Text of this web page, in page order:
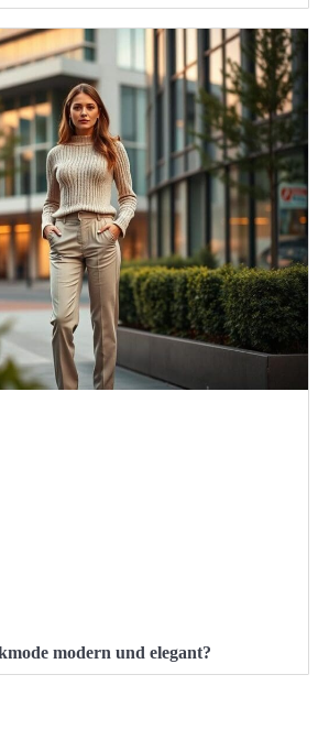
modern und elegant?